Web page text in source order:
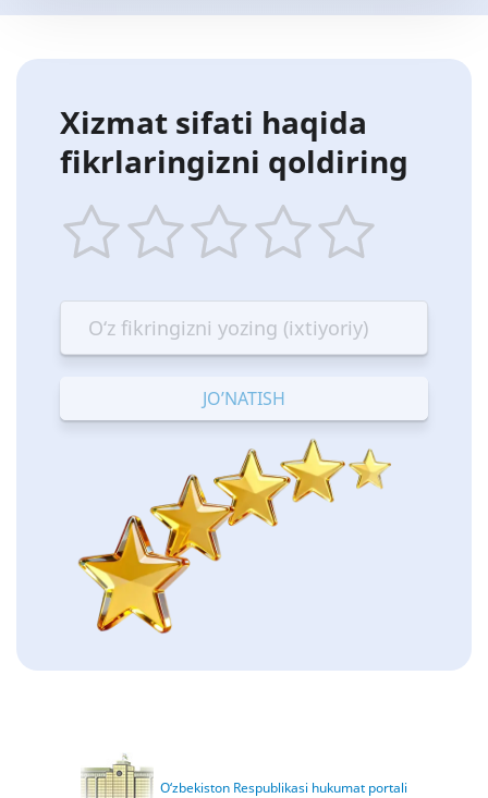
Xizmat sifati haqida
fikrlaringizni qoldiring
star
Terrible
stars
—
Bad
stars
—
OK
stars
—
Good
stars
—
Excellent
O‘zbekiston Respublikasi hukumat portali